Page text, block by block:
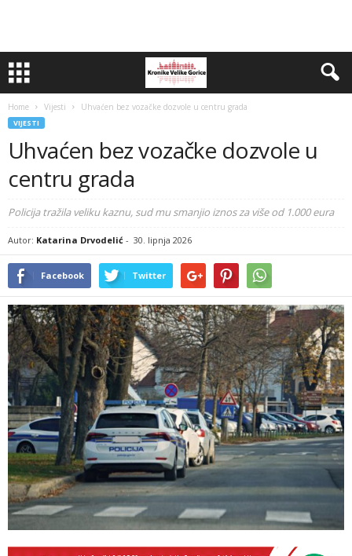
Home Vijesti Uhvaćen bez vozačke dozvole u centru grada
VIJESTI
Uhvaćen bez vozačke dozvole u
centru grada
Policija tražila veliku kaznu, sud mu smanjio iznos za više od 1.000 eura
Autor: Katarina Drvodelić - 30. lipnja 2026
Facebook Twitter